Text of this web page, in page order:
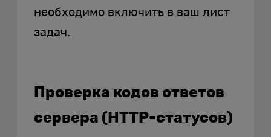
необходимо включить в ваш лист
задач.
Проверка кодов ответов
сервера (HTTP-статусов)